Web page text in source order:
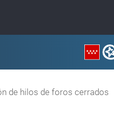
de hilos de foros cerrados